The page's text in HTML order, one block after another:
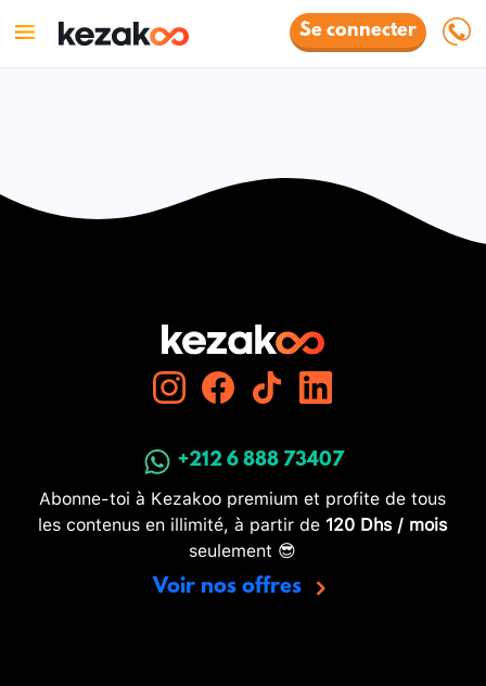
Se connecter
+212 6 888 73407
Abonne-toi à Kezakoo premium et profite de tous
les contenus en illimité, à partir de 120 Dhs / mois
seulement 😎
Voir nos offres